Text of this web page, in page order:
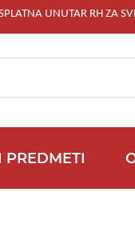
UNUTAR RH ZA
PREDMETI